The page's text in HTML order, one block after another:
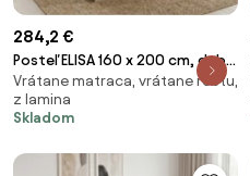
284,2 €
Posteľ ELISA 160 x 200 cm, dub
sonoma Rošt: S lamelovým
roštom, Matrac: Matrac DELUXE
10 cm
Vrátane matraca, vrátane roštu,
z lamina
Skladom